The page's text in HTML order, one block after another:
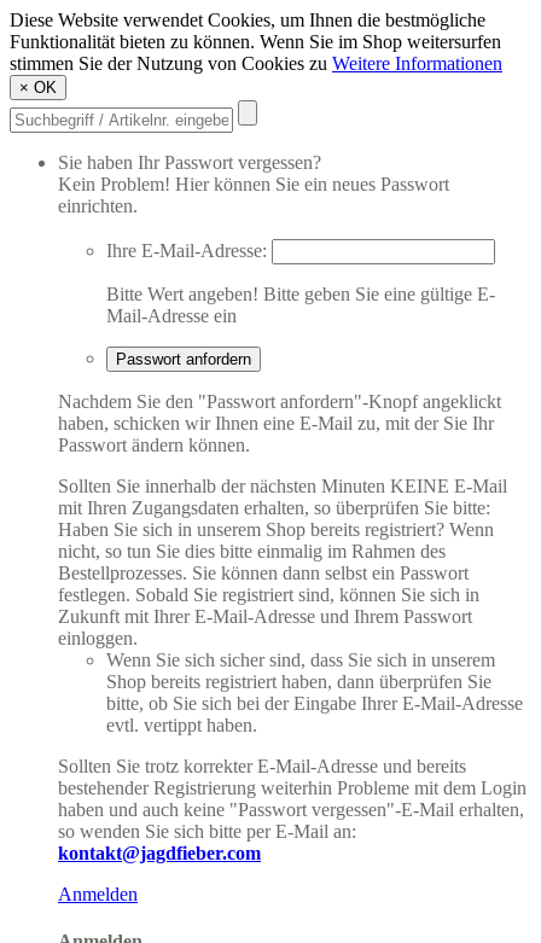
Diese Website verwendet Cookies, um Ihnen die bestmögliche
Funktionalität bieten zu können. Wenn Sie im Shop weitersurfen
stimmen Sie der Nutzung von Cookies zu Weitere Informationen
× OK
Sie haben Ihr Passwort vergessen?
Kein Problem! Hier können Sie ein neues Passwort
einrichten.
Ihre E-Mail-Adresse:
Bitte Wert angeben! Bitte geben Sie eine gültige E-
Mail-Adresse ein
Passwort anfordern
Nachdem Sie den "Passwort anfordern"-Knopf angeklickt
haben, schicken wir Ihnen eine E-Mail zu, mit der Sie Ihr
Passwort ändern können.
Sollten Sie innerhalb der nächsten Minuten KEINE E-Mail
mit Ihren Zugangsdaten erhalten, so überprüfen Sie bitte:
Haben Sie sich in unserem Shop bereits registriert? Wenn
nicht, so tun Sie dies bitte einmalig im Rahmen des
Bestellprozesses. Sie können dann selbst ein Passwort
festlegen. Sobald Sie registriert sind, können Sie sich in
Zukunft mit Ihrer E-Mail-Adresse und Ihrem Passwort
einloggen.
Wenn Sie sich sicher sind, dass Sie sich in unserem
Shop bereits registriert haben, dann überprüfen Sie
bitte, ob Sie sich bei der Eingabe Ihrer E-Mail-Adresse
evtl. vertippt haben.
Sollten Sie trotz korrekter E-Mail-Adresse und bereits
bestehender Registrierung weiterhin Probleme mit dem Login
haben und auch keine "Passwort vergessen"-E-Mail erhalten,
so wenden Sie sich bitte per E-Mail an:
kontakt@jagdfieber.com
Anmelden